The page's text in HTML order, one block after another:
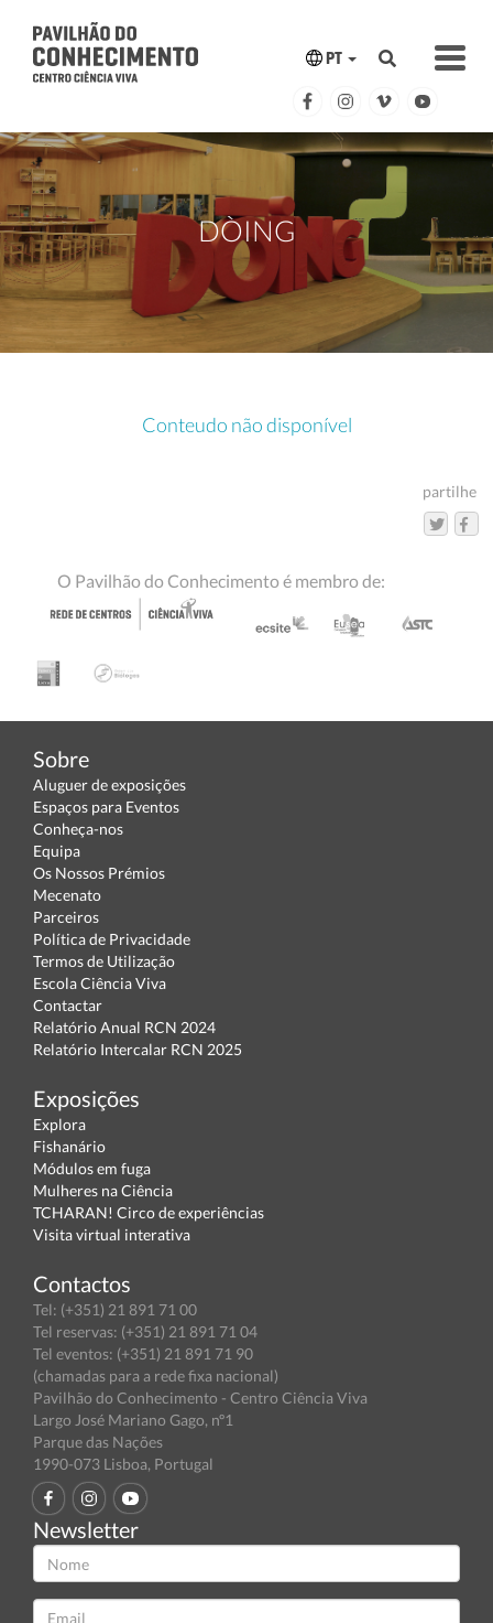
PT
DÒING
Conteudo não disponível
partilhe
O Pavilhão do Conhecimento é membro de:
Sobre
Aluguer de exposições
Espaços para Eventos
Conheça-nos
Equipa
Os Nossos Prémios
Mecenato
Parceiros
Política de Privacidade
Termos de Utilização
Escola Ciência Viva
Contactar
Relatório Anual RCN 2024
Relatório Intercalar RCN 2025
Exposições
Explora
Fishanário
Módulos em fuga
Mulheres na Ciência
TCHARAN! Circo de experiências
Visita virtual interativa
Contactos
Tel: (+351) 21 891 71 00
Tel reservas: (+351) 21 891 71 04
Tel eventos: (+351) 21 891 71 90
(chamadas para a rede fixa nacional)
Pavilhão do Conhecimento - Centro Ciência Viva
Largo José Mariano Gago, nº1
Parque das Nações
1990-073 Lisboa, Portugal
Newsletter